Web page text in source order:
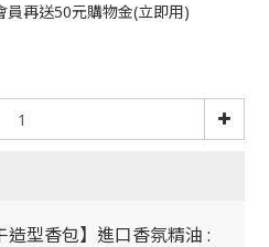
再送50元購物金(立即用)
造型香包】進口香氛精油 :